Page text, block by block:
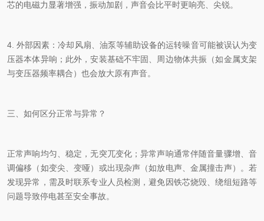
芯的电磁力显著增强，振动加剧，声音会比平时更响亮、尖锐。
4. 外部因素：冷却风扇、油泵等辅助设备的运转噪音可能被误认为变
压器本体异响；此外，安装基础不牢固、周边物体共振（如金属支架
与变压器频率耦合）也会放大原有声音。
三、如何区分正常与异常？
正常声响均匀、稳定，无突兀变化；异常声响通常伴随音量骤增、音
调偏移（如变尖、变哑）或出现杂声（如放电声、金属撞击声）。若
发现异常，需及时联系专业人员检测，避免因铁芯烧毁、绕组短路等
问题导致停电甚至安全事故。